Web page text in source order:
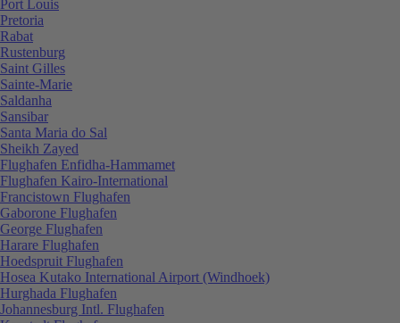
Port Louis
Pretoria
Rabat
Rustenburg
Saint Gilles
Sainte-Marie
Saldanha
Sansibar
Santa Maria do Sal
Sheikh Zayed
Flughafen Enfidha-Hammamet
Flughafen Kairo-International
Francistown Flughafen
Gaborone Flughafen
George Flughafen
Harare Flughafen
Hoedspruit Flughafen
Hosea Kutako International Airport (Windhoek)
Hurghada Flughafen
Johannesburg Intl. Flughafen